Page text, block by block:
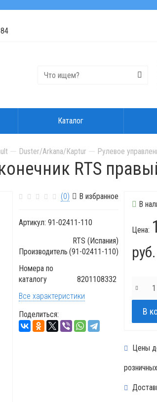
Каталог
Duster/Arkana/Kaptur Рулевое
RTS
(0) В избранное
Артикул: 91-02411-110
Производитель
RTS (Испания)
(91-02411-110)
Номера по
каталогу
8201108332
Все характеристики
Поделиться:
В
Цена:
руб.
Цены